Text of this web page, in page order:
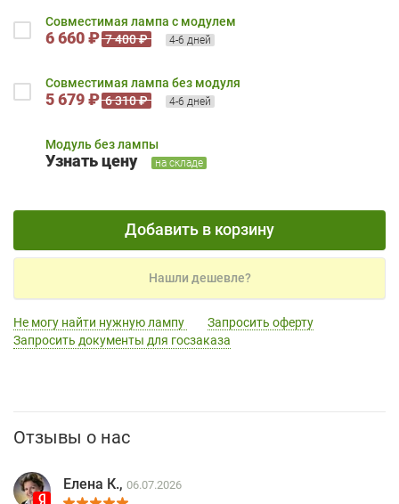
Совместимая лампа с модулем
6 660 ₽ 7 400 ₽ 4-6 дней
Совместимая лампа без модуля
5 679 ₽ 6 310 ₽ 4-6 дней
Модуль без лампы
Узнать цену на складе
Добавить в корзину
Нашли дешевле?
Не могу найти нужную лампу
Запросить оферту
Запросить документы для госзаказа
Отзывы о нас
Елена К., 06.07.2026